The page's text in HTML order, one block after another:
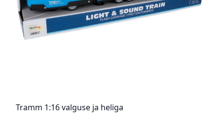
Tramm 1:16 valguse ja heliga